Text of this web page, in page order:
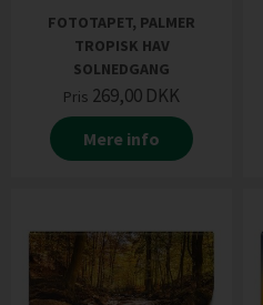
FOTOTAPET, PALMER
TROPISK HAV
SOLNEDGANG
Pris 269,00 DKK
Mere info